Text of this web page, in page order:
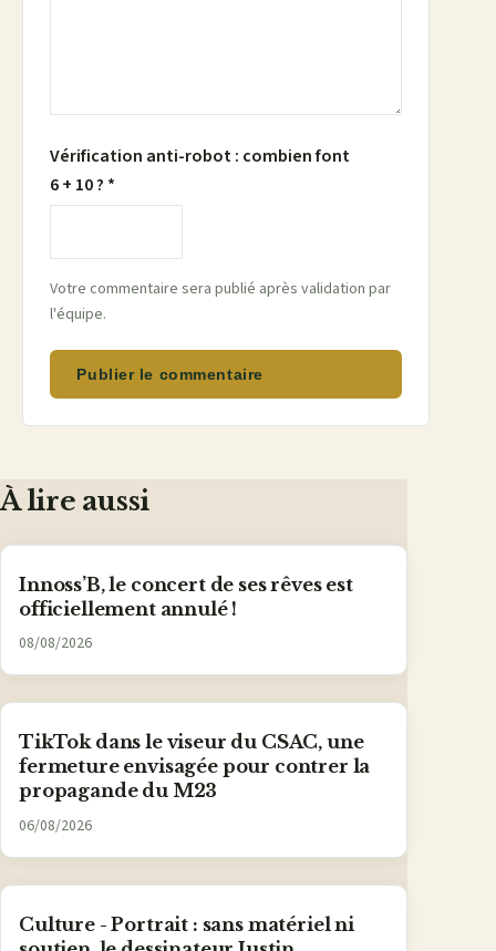
Vérification anti-robot : combien font
6 + 10 ? *
Votre commentaire sera publié après validation par
l'équipe.
Publier le commentaire
À lire aussi
Innoss’B, le concert de ses rêves est
officiellement annulé !
08/08/2026
TikTok dans le viseur du CSAC, une
fermeture envisagée pour contrer la
propagande du M23
06/08/2026
Culture - Portrait : sans matériel ni